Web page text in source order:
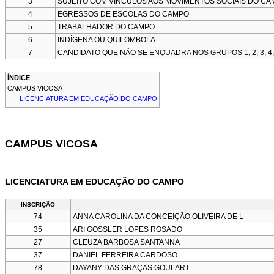
4
EGRESSOS DE ESCOLAS DO CAMPO
5
TRABALHADOR DO CAMPO
6
INDÍGENA OU QUILOMBOLA
7
CANDIDATO QUE NÃO SE ENQUADRA NOS GRUPOS 1, 2, 3,
ÍNDICE
CAMPUS VICOSA
LICENCIATURA EM EDUCAÇÃO DO CAMPO
CAMPUS VICOSA
LICENCIATURA EM EDUCAÇÃO DO CAMPO
INSCRIÇÃO
74 ANNA CAROLINA DA CONCEIÇÃO OLIVEIRA DE L
35
ARI GOSSLER LOPES ROSADO
27
CLEUZA BARBOSA SANTANNA
37
DANIEL FERREIRA CARDOSO
78
DAYANY DAS GRAÇAS GOULART